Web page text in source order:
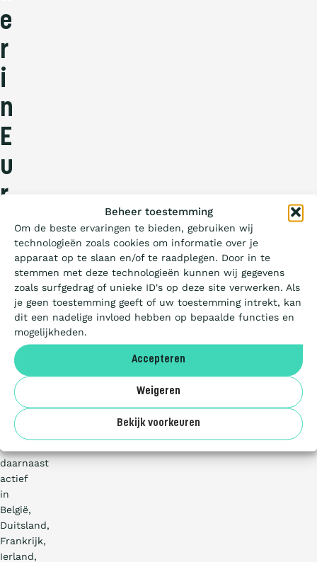
Beheer toestemming
Om de beste ervaringen te bieden, gebruiken wij
technologieën zoals cookies om informatie over je
apparaat op te slaan en/of te raadplegen. Door in te
stemmen met deze technologieën kunnen wij gegevens
zoals surfgedrag of unieke ID's op deze site verwerken. Als
je geen toestemming geeft of uw toestemming intrekt, kan
dit een nadelige invloed hebben op bepaalde functies en
mogelijkheden.
Accepteren
Weigeren
Bekijk voorkeuren
e
r
i
n
E
u
r
-
Prestatieladder
gevestigd
Nederland
is
daarnaast
actief
in
België,
Duitsland,
Frankrijk,
Ierland,
Wat is de Ladder?
Certificeren
Aanbesteden
Deelnemers
Over ons